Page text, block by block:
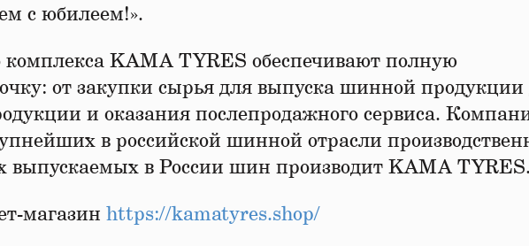
с юбилеем!».
KAMA TYRES обеспечивают полную
от закупки сырья для выпуска шинной продукции
и оказания послепродажного сервиса.
в российской шинной отрасли
выпускаемых в России шин производит KAMA TYRES.
магазин https://kamatyres.shop/